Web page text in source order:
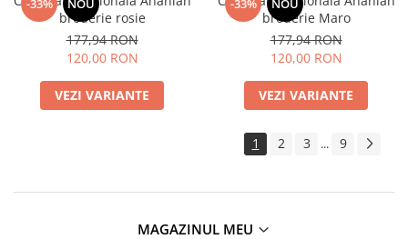
-33% NOU
broderie rosie
177,94 RON
120,00 RON
VEZI VARIANTE
-33% NOU
broderie Maro
177,94 RON
120,00 RON
VEZI VARIANTE
1 2 3 ... 9
MAGAZINUL MEU